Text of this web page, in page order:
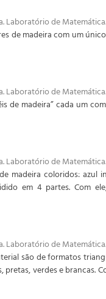
Laboratório de Matemática.
de madeira com um
Laboratório de Matemática.
de madeira” cada um
Laboratório de Matemática.
madeira coloridos:
em 4 partes. Com
Laboratório de Matemática.
são de formatos
pretas, verdes e brancas.